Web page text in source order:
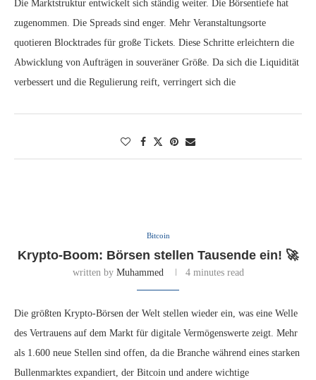
Die Marktstruktur entwickelt sich ständig weiter. Die Börsentiefe hat
zugenommen. Die Spreads sind enger. Mehr Veranstaltungsorte
quotieren Blocktrades für große Tickets. Diese Schritte erleichtern die
Abwicklung von Aufträgen in souveräner Größe. Da sich die Liquidität
verbessert und die Regulierung reift, verringert sich die
Bitcoin
Krypto-Boom: Börsen stellen Tausende ein! 🚀
written by Muhammed 4 minutes read
Die größten Krypto-Börsen der Welt stellen wieder ein, was eine Welle
des Vertrauens auf dem Markt für digitale Vermögenswerte zeigt. Mehr
als 1.600 neue Stellen sind offen, da die Branche während eines starken
Bullenmarktes expandiert, der Bitcoin und andere wichtige